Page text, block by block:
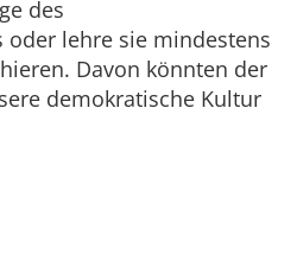
des
lehre sie mindestens
Davon könnten der
demokratische Kultur